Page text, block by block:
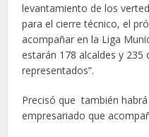
levantamiento de los
para el cierre técnico, el
acompañar en la Liga
estarán 178 alcaldes y 235
representados”.
Precisó que también
empresariado que